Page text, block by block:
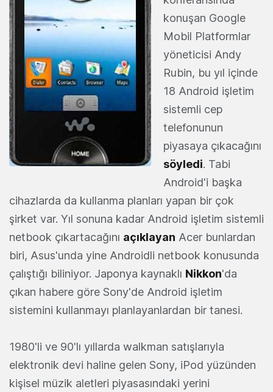
konuşan Google
Mobil Platformlar
yöneticisi Andy
Rubin, bu yıl içinde
18 Android işletim
sistemli cep
telefonunun
piyasaya çıkacağını
söyledi. Tabi
Android'i başka
cihazlarda da kullanma planları yapan bir çok
şirket var. Yıl sonuna kadar Android işletim sistemli
netbook çıkartacağını açıklayan Acer bunlardan
biri, Asus'unda yine Androidli netbook konusunda
çalıştığı biliniyor. Japonya kaynaklı Nikkon'da
çıkan habere göre Sony'de Android işletim
sistemini kullanmayı planlayanlardan bir tanesi.
1980'li ve 90'lı yıllarda walkman satışlarıyla
elektronik devi haline gelen Sony, iPod yüzünden
kişisel müzik aletleri piyasasındaki yerini